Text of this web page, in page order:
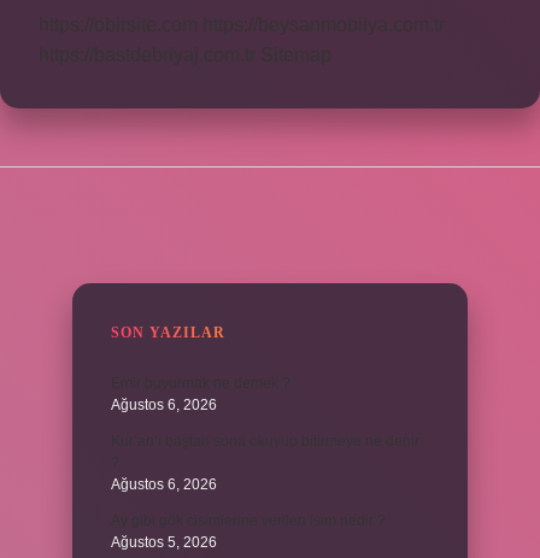
https://obirsite.com
https://beysanmobilya.com.tr
https://bastdebriyaj.com.tr Sitemap
SON YAZILAR
Ağustos 6, 2026
Ağustos 6, 2026
Ağustos 5, 2026